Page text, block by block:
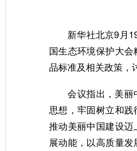
新华社北京9月19
国生态环境保护大
品标准及相关政策，
会议指出，美丽
思想，牢固树立和
推动美丽中国建设
展动能，以高质量